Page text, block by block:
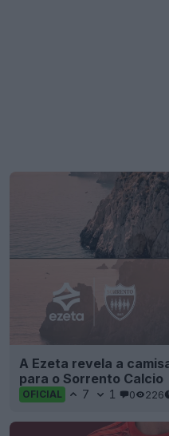
A Ezeta revela a
para o Sorrento Calcio
OFICIAL 7 1 0 226